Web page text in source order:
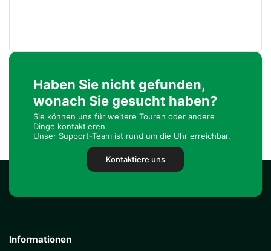
Haben Sie nicht gefunden,
wonach Sie gesucht haben?
Sie können uns für weitere Touren oder andere
Dinge kontaktieren.
Unser Support-Team ist rund um die Uhr erreichbar.
Kontaktiere uns
Informationen